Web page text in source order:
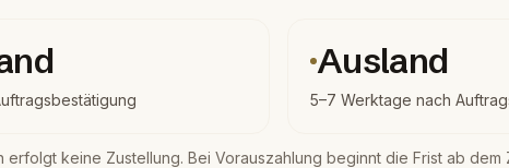
Ausland
5–7 Werktage nach
erfolgt keine Zustellung. Bei Vorauszahlung beginnt die Frist ab dem